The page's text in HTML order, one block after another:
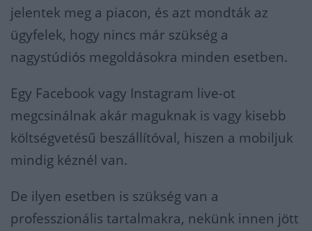
jelentek meg a piacon, és azt mondták az
ügyfelek, hogy nincs már szükség a
nagystúdiós megoldásokra minden esetben.
Egy Facebook vagy Instagram live-ot
megcsinálnak akár maguknak is vagy kisebb
költségvetésű beszállítóval, hiszen a mobiljuk
mindig kéznél van.
De ilyen esetben is szükség van a
professzionális tartalmakra, nekünk innen jött